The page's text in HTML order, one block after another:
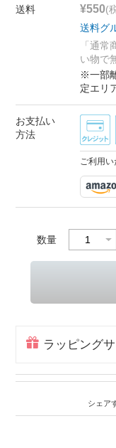
送料 ¥550(
送料グ
「通
い物で
※一部
定エリ
お支払い
方法
ご利用
数量
ラッピング
シェア